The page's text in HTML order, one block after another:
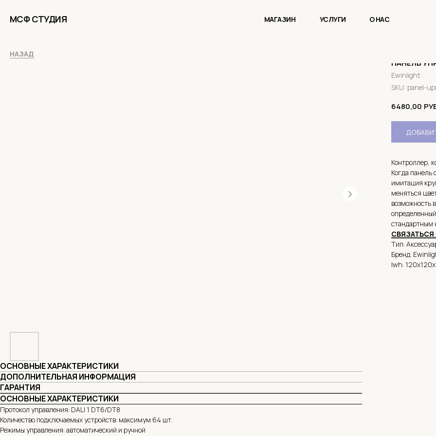
МАГАЗИН УСЛУГИ
МСФ СТУДИЯ О НАС
НАЗАД
ПАНЕЛЬ
Ewinlight
SKU: panel-
6480,00
Контроллер,
Когда панель
имитация
меняться
возможность
стандартным
СВЯЗАТЬСЯ
Тип:
Бренд:
lwh:
ОСНОВНЫЕ ХАРАКТЕРИСТИКИ
ДОПОЛНИТЕЛЬНАЯ ИНФОРМАЦИЯ
ГАРАНТИЯ
ОСНОВНЫЕ ХАРАКТЕРИСТИКИ
Протокол управления: DALI 1 DT6/DT8
Количество подключаемых устройств: максимум 64 шт.
Режимы управления: автоматический и ручной